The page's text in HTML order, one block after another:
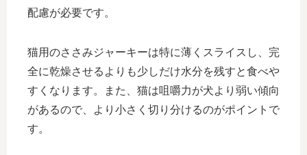
配慮が必要です。
猫用のささみジャーキーは特に薄くスライスし、完
全に乾燥させるよりも少しだけ水分を残すと食べや
すくなります。また、猫は咀嚼力が犬より弱い傾向
があるので、より小さく切り分けるのがポイントで
す。